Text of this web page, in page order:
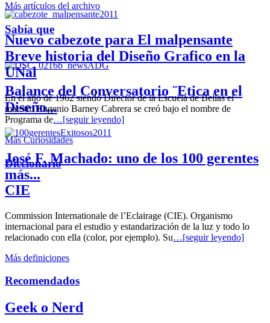
Nuevo cabezote para El malpensante
Balance del Conversatorio ¨Etica en el
Diseño...
José F. Machado: uno de los 100 gerentes
más...
Más artículos del archivo
Sabía que
Breve historia del Diseño Grafico en la
UNal
En el año de 1962 siendo Director de la Escuela de Bellas el
maestro Eugenio Barney Cabrera se creó bajo el nombre de
Programa de…[seguir leyendo]
Más Curiosidades
Diccionario
CIE
Commission Internationale de l’Eclairage (CIE). Organismo
internacional para el estudio y estandarización de la luz y todo lo
relacionado con ella (color, por ejemplo). Su…[seguir leyendo]
Más definiciones
Recomendados
Geek o Nerd